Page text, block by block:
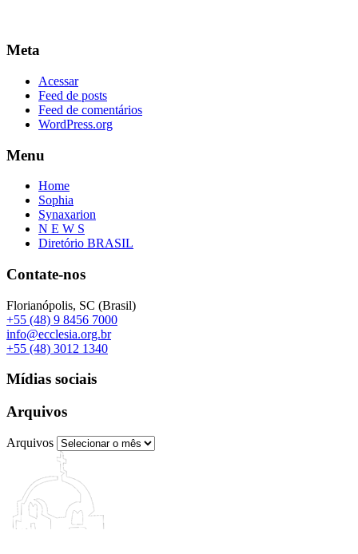
Meta
Acessar
Feed de posts
Feed de comentários
WordPress.org
Menu
Home
Sophia
Synaxarion
N E W S
Diretório BRASIL
Contate-nos
Florianópolis, SC (Brasil)
+55 (48) 9 8456 7000
info@ecclesia.org.br
+55 (48) 3012 1340
Mídias sociais
Arquivos
Arquivos